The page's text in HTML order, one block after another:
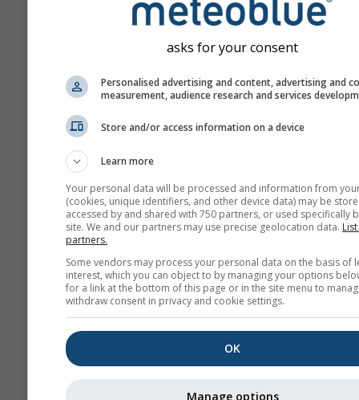
Predpoveď je vytvorená
„ensemble“ modelov. Na
presnejšie odhadnutie
niekoľko behov modelu
Sezónna
predpoveď
asks for your consent
Personalised advertising and content, advertising and
measurement, audience research and services
Store and/or access information on a device
Learn more
Your personal data will be processed and information from
(cookies, unique identifiers, and other device data) may be
accessed by and shared with 750 partners, or used specifically
site. We and our partners may use precise geolocation data.
partners.
Some vendors may process your personal data on the basis of
interest, which you can object to by managing your options
for a link at the bottom of this page or in the site menu to
withdraw consent in privacy and cookie settings.
OK
Manage options